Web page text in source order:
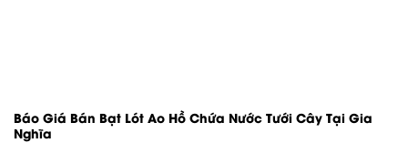
Báo Giá Bán Bạt Lót Ao Hồ Chứa Nước Tưới Cây Tại Gia
Nghĩa